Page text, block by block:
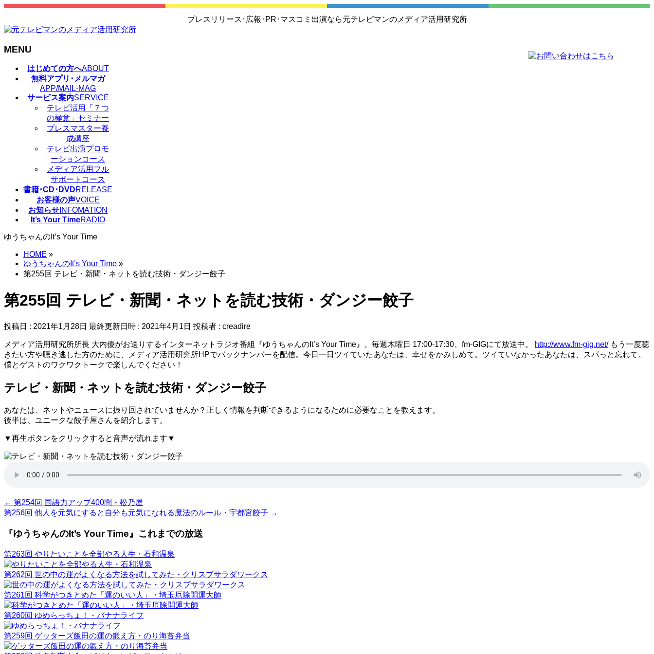
プレスリリース･広報･PR･マスコミ出演なら元テレビマンのメディア活用研究所
MENU
はじめての方へABOUT
無料アプリ･メルマガ
APP/MAIL-MAG
サービス案内SERVICE
テレビ活用「７つ
の極意」セミナー
プレスマスター養
成講座
テレビ出演プロモ
ーションコース
メディア活用フル
サポートコース
書籍･CD･DVDRELEASE
お客様の声VOICE
お知らせ INFOMATION
It’s Your TimeRADIO
ゆうちゃんのIt’s Your Time
HOME »
ゆうちゃんのIt’s Your Time »
第255回 テレビ・新聞・ネットを読む技術・ダンジー餃子
第255回 テレビ・新聞・ネットを読む技術・ダンジー餃子
投稿日 : 2021年1月28日 最終更新日時 : 2021年4月1日 投稿者 : creadire
メディア活用研究所所長 大内優がお送りするインターネットラジオ番組『ゆうちゃんのIt’s Your Time』。毎週木曜日 17:00-17:30、fm-GIGにて放送中。 http://www.fm-gig.net/もう一度聴
きたい方や聴き逃した方のために、メディア活用研究所HPでバックナンバーを配信。今日一日ツイていたあなたは、幸せをかみしめて。ツイていなかったあなたは、スパっと忘れて。
僕とゲストのワクワクトークで楽しんでください！
テレビ・新聞・ネットを読む技術・ダンジー餃子
あなたは、ネットやニュースに振り回されていませんか？正しく情報を判断できるようになるために必要なことを教えます。
後半は、ユニークな餃子屋さんを紹介します。
▼再生ボタンをクリックすると音声が流れます▼
← 第254回 国語力アップ400問・松乃屋
第256回 他人を元気にすると自分も元気になれる魔法のルール・宇都宮餃子 →
『ゆうちゃんのIt’s Your Time』これまでの放送
第263回 やりたいことを全部やる人生・石和温泉
第262回 世の中の運がよくなる方法を試してみた・クリスプサラダワークス
第261回 科学がつきとめた「運のいい人」・埼玉厄除開運大師
第260回 ゆめらっちょ！・バナナライフ
第259回 ゲッターズ飯田の運の鍛え方・のり海苔弁当